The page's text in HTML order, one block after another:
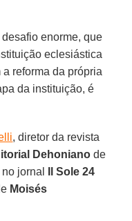
enorme, que
eclesiástica
reforma da própria
da instituição, é
, diretor da revista
Dehoniano de
jornal
Il Sole 24
Moisés